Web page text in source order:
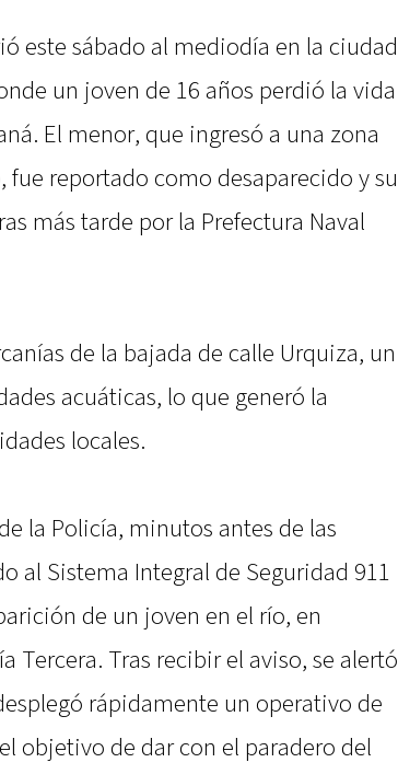
este sábado al mediodía en la ciudad
un joven de 16 años perdió la vida
El menor, que ingresó a una zona
reportado como desaparecido y su
más tarde por la Prefectura Naval
de la bajada de calle Urquiza, un
acuáticas, lo que generó la
locales.
la Policía, minutos antes de las
al Sistema Integral de Seguridad 911
de un joven en el río, en
Tercera. Tras recibir el aviso, se alertó
rápidamente un operativo de
objetivo de dar con el paradero del